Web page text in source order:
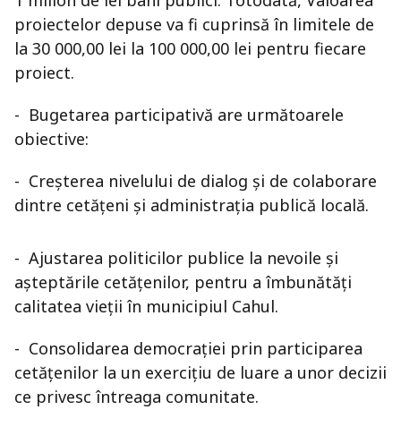
proiectelor depuse va fi cuprinsă în limitele de
la 30 000,00 lei la 100 000,00 lei pentru fiecare
proiect.
- Bugetarea participativă are următoarele
obiective:
- Creşterea nivelului de dialog şi de colaborare
dintre cetăţeni şi administraţia publică locală.
- Ajustarea politicilor publice la nevoile și
așteptările cetăţenilor, pentru a îmbunătăți
calitatea vieții în municipiul Cahul.
- Consolidarea democraţiei prin participarea
cetăţenilor la un exerciţiu de luare a unor decizii
ce privesc întreaga comunitate.